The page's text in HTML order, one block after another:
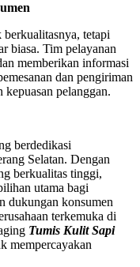
tetapi
biasa. Tim pelayanan
memberikan informasi
dan pengiriman
pelanggan.
berdedikasi
Selatan. Dengan
berkualitas tinggi,
utama bagi
dukungan konsumen
terkemuka di
Tumis Kulit Sapi
mempercayakan